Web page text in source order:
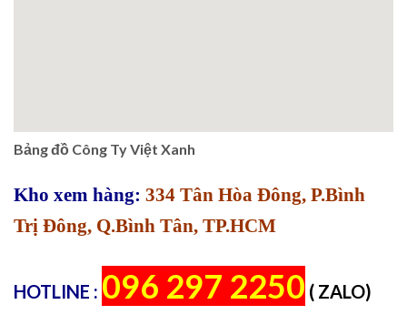
Bảng đồ Công Ty Việt Xanh
Kho xem hàng: 334 Tân Hòa Đông, P.Bình
Trị Đông, Q.Bình Tân, TP.HCM
HOTLINE : 096 297 2250 ( ZALO)